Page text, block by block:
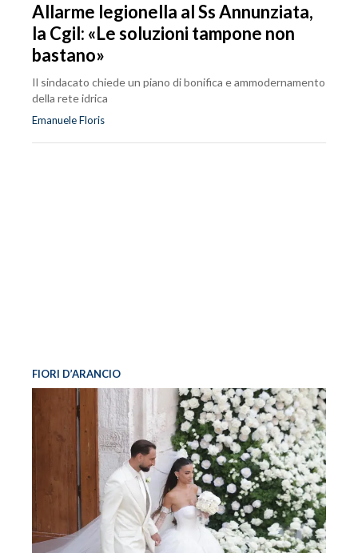
Allarme legionella al Ss Annunziata,
la Cgil: «Le soluzioni tampone non
bastano»
Il sindacato chiede un piano di bonifica e ammodernamento
della rete idrica
Emanuele Floris
FIORI D’ARANCIO